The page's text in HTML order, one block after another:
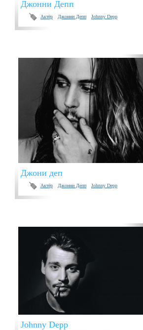
Джонни Депп
Актёр Джонни Депп Johnny Depp
Джони деп
Актёр Джонни Депп Johnny Depp
Johnny Depp